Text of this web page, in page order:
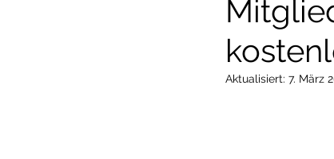
Grundschule
Aktualisiert: 7. März